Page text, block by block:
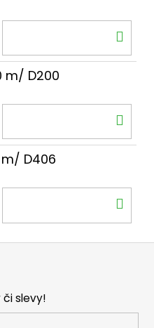
m/ D200
m/ D406
či slevy!